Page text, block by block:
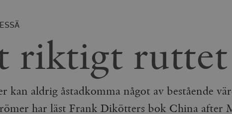
ESSÄ
riktigt
kan aldrig åstadkomma något av bestående
har läst Frank Dikötters bok China after